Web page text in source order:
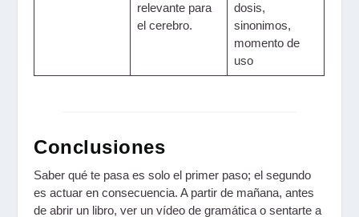
relevante para
el cerebro.
dosis,
sinonimos,
momento de
uso
Conclusiones
Saber qué te pasa es solo el primer paso; el segundo
es actuar en consecuencia. A partir de mañana, antes
de abrir un libro, ver un vídeo de gramática o sentarte a